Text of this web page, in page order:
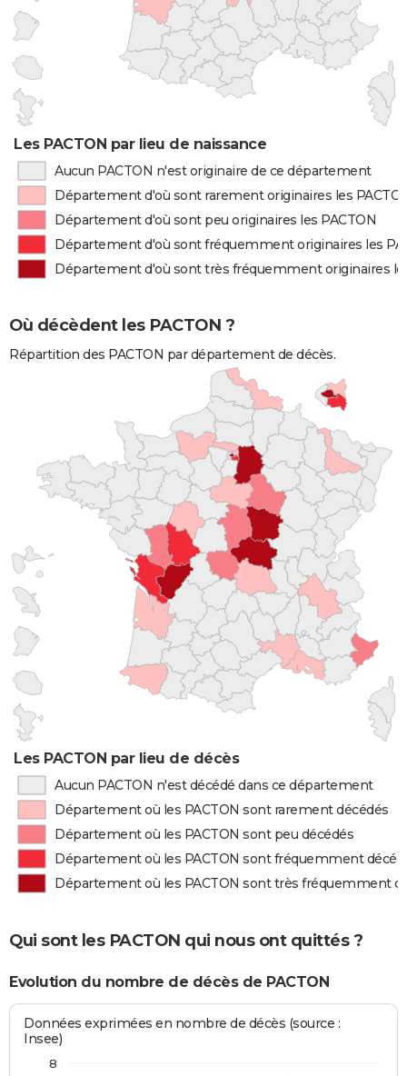
Les PACTON par lieu de naissance
Aucun PACTON n'est originaire de ce département
Département d'où sont rarement originaires les
Département d'où sont peu originaires les PACTON
Département d'où sont fréquemment originaires les
Département d'où sont très fréquemment originaires
Où décèdent les PACTON ?
Répartition des PACTON par département de décès.
Les PACTON par lieu de décès
Aucun PACTON n'est décédé dans ce département
Département où les PACTON sont rarement décédés
Département où les PACTON sont peu décédés
Département où les PACTON sont fréquemment
Département où les PACTON sont très fréquemment
Qui sont les PACTON qui nous ont quittés ?
Evolution du nombre de décès de PACTON
Données exprimées en nombre de décès (source :
Insee)
8